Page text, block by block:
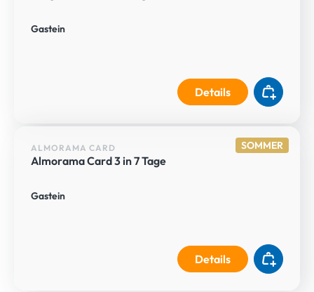
Gastein
Details
SOMMER
ALMORAMA CARD
Almorama Card 3 in 7 Tage
Gastein
Details